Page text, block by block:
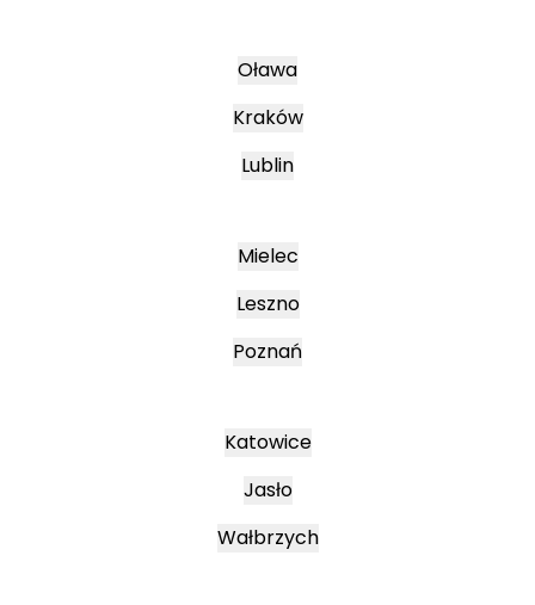
Oława
Kraków
Lublin
Mielec
Leszno
Poznań
Katowice
Jasło
Wałbrzych